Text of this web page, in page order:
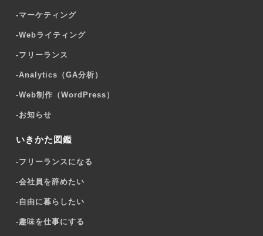
-マーケティング
-Webライティング
-フリーランス
-Analytics（GA分析）
-Web制作（WordPress）
-お知らせ
いきかた図鑑
-フリーランスになる
-会社員を辞めたい
-自由に暮らしたい
-趣味を仕事にする